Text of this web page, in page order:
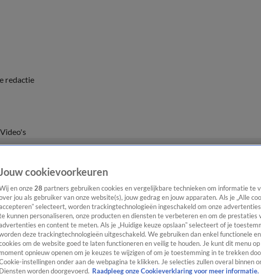
redactie
Video's
cookievoorkeuren
en onze 28 partners gebruiken cookies en vergelijkbare technieken om informatie te
jou als gebruiker van onze website(s), jouw gedrag en jouw apparaten. Als je „Alle
selecteert, worden trackingtechnologieën ingeschakeld om onze
kunnen personaliseren, onze producten en diensten te verbeteren en om de prestaties
en content te meten. Als je „Huidige keuze opslaan” selecteert of je
deze trackingtechnologieën uitgeschakeld. We gebruiken dan enkel functionele
om de website goed te laten functioneren en veilig te houden. Je kunt dit menu
moment opnieuw openen om je keuzes te wijzigen of om je toestemming in te trekken
instellingen onder aan de webpagina te klikken. Je selecties zullen overal binnen
Diensten worden doorgevoerd. Raadpleeg onze Cookieverklaring voor meer informatie.